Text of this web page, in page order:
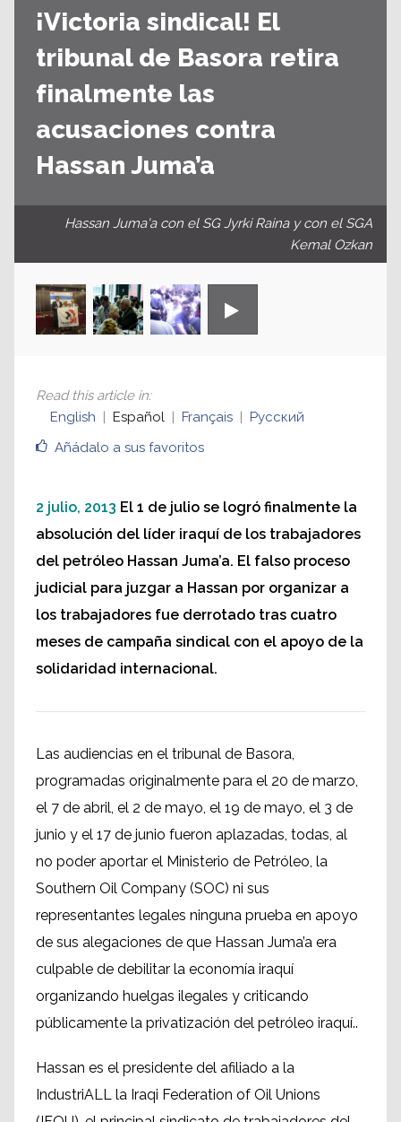
¡Victoria sindical! El
tribunal de Basora retira
finalmente las
acusaciones contra
Hassan Juma’a
Hassan Juma'a con el SG Jyrki Raina y con el SGA
Kemal Ozkan
Añádalo a sus favoritos
Read this article in:
English
Español Français Русский
2 julio, 2013 El 1 de julio se logró finalmente la
absolución del líder iraquí de los trabajadores
del petróleo Hassan Juma’a. El falso proceso
judicial para juzgar a Hassan por organizar a
los trabajadores fue derrotado tras cuatro
meses de campaña sindical con el apoyo de la
solidaridad internacional.
Las audiencias en el tribunal de Basora,
programadas originalmente para el 20 de marzo,
el 7 de abril, el 2 de mayo, el 19 de mayo, el 3 de
junio y el 17 de junio fueron aplazadas, todas, al
no poder aportar el Ministerio de Petróleo, la
Southern Oil Company (SOC) ni sus
representantes legales ninguna prueba en apoyo
de sus alegaciones de que Hassan Juma’a era
culpable de debilitar la economía iraquí
organizando huelgas ilegales y criticando
públicamente la privatización del petróleo iraquí..
Hassan es el presidente del afiliado a la
IndustriALL la Iraqi Federation of Oil Unions